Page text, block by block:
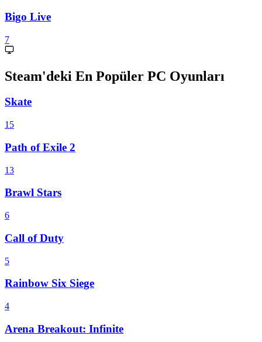
Bigo Live
7
Steam'deki En Popüler PC Oyunları
Skate
15
Path of Exile 2
13
Brawl Stars
6
Call of Duty
5
Rainbow Six Siege
4
Arena Breakout: Infinite